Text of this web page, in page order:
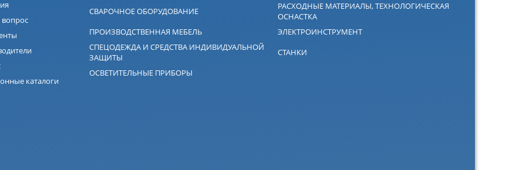
вопрос
каталоги
СВАРОЧНОЕ ОБОРУДОВАНИЕ
РАСХОДНЫЕ МАТЕРИАЛЫ, ТЕХНОЛОГИЧЕСКАЯ
ОСНАСТКА
ПРОИЗВОДСТВЕННАЯ МЕБЕЛЬ
ЭЛЕКТРОИНСТРУМЕНТ
СПЕЦОДЕЖДА И СРЕДСТВА ИНДИВИДУАЛЬНОЙ
ЗАЩИТЫ
СТАНКИ
ОСВЕТИТЕЛЬНЫЕ ПРИБОРЫ